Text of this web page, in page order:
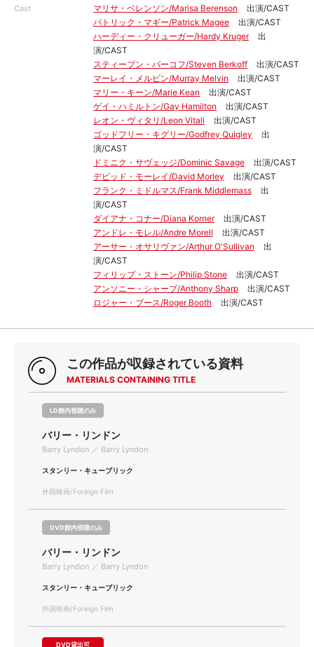
Cast
マリサ・ベレンソン/Marisa Berenson
出演/CAST
パトリック・マギー/Patrick Magee
出演/CAST
ハーディー・クリューガー/Hardy Kruger
出
演/CAST
スティーブン・バーコフ/Steven Berkoff
出演/CAST
マーレイ・メルビン/Murray Melvin
出演/CAST
マリー・キーン/Marie Kean
出演/CAST
ゲイ・ハミルトン/Gay Hamilton
出演/CAST
レオン・ヴィタリ/Leon Vitali
出演/CAST
ゴッドフリー・キグリー/Godfrey Quigley
出
演/CAST
ドミニク・サヴェッジ/Dominic Savage
出演/CAST
デビッド・モーレイ/David Morley
出演/CAST
フランク・ミドルマス/Frank Middlemass
出
演/CAST
ダイアナ・コナー/Diana Korner
出演/CAST
アンドレ・モレル/Andre Morell
出演/CAST
アーサー・オサリヴァン/Arthur O'Sullivan
出
演/CAST
フィリップ・ストーン/Philip Stone
出演/CAST
アンソニー・シャープ/Anthony Sharp
出演/CAST
ロジャー・ブース/Roger Booth
出演/CAST
この作品が収録されている資料
MATERIALS CONTAINING TITLE
LD館内視聴のみ
バリー・リンドン
Barry Lyndon ／ Barry Lyndon
スタンリー・キューブリック
外国映画/Foreign Film
DVD館内視聴のみ
バリー・リンドン
Barry Lyndon ／ Barry Lyndon
スタンリー・キューブリック
外国映画/Foreign Film
DVD貸出可